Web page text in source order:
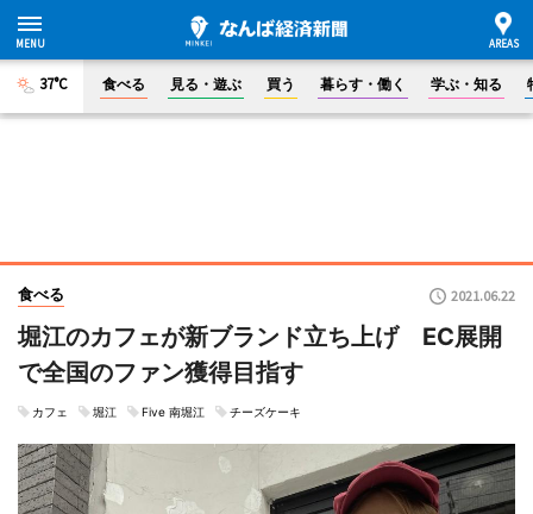
37°C 食べる 見る・遊ぶ 買う 暮らす・働く 学ぶ・知る
食べる 2021.06.22
堀江のカフェが新ブランド立ち上げ EC展開
で全国のファン獲得目指す
カフェ 堀江 Five 南堀江 チーズケーキ